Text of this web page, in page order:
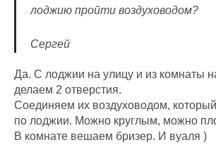
лоджию пройти воздуховодом?
Сергей
Да. С лоджии на улицу и из комнаты
делаем 2 отверстия.
Соединяем их воздуховодом,
по лоджии. Можно круглым, можно
В комнате вешаем бризер. И вуаля )